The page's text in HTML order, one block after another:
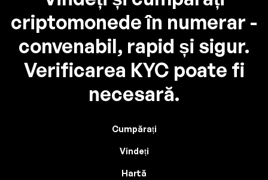
criptomonede în numerar -
convenabil, rapid și sigur.
Verificarea KYC poate fi
necesară.
Cumpărați
Vindeți
Hartă